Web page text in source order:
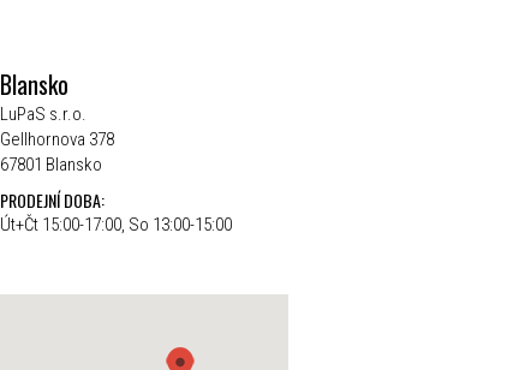
Blansko
LuPaS s.r.o.
Gellhornova 378
67801 Blansko
PRODEJNÍ DOBA:
Út+Čt 15:00-17:00, So 13:00-15:00